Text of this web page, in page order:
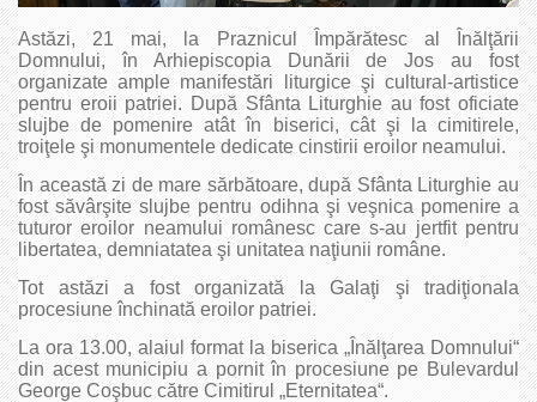
Astăzi, 21 mai, la Praznicul Împărătesc al Înălţării
Domnului, în Arhiepiscopia Dunării de Jos au fost
organizate ample manifestări liturgice şi cultural-artistice
pentru eroii patriei. După Sfânta Liturghie au fost oficiate
slujbe de pomenire atât în biserici, cât şi la cimitirele,
troiţele şi monumentele dedicate cinstirii eroilor neamului.
În această zi de mare sărbătoare, după Sfânta Liturghie au
fost săvârşite slujbe pentru odihna şi veşnica pomenire a
tuturor eroilor nea­mului românesc care s-au jertfit pentru
libertatea, demniatatea şi unitatea naţiunii române.
Tot astăzi a fost organizată la Galaţi şi tradiţionala
procesiune închinată eroilor patriei.
La ora 13.00, alaiul format la biserica „Înălţarea Domnului“
din acest municipiu a pornit în procesiune pe Bulevardul
George Coşbuc către Cimitirul „Eternitatea“.